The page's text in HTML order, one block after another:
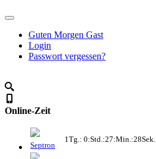
Guten Morgen Gast
Login
Passwort vergessen?
Online-Zeit
Septron
1Tg.: 0:Std.:27:Min.:28Sek.